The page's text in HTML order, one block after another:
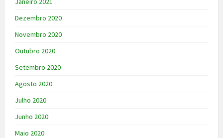
Dezembro 2020
Novembro 2020
Outubro 2020
Setembro 2020
Agosto 2020
Julho 2020
Junho 2020
Maio 2020